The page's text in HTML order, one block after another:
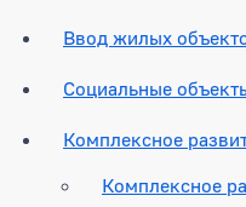
Ввод жилых
Социальные
Комплексное
Комплексное